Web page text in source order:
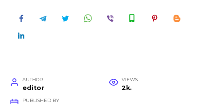
AUTHOR
editor
VIEWS
2k.
PUBLISHED BY